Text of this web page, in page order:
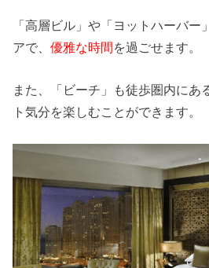
「高層ビル」や「ヨットハーバー
アで、優雅な時間を過ごせます。
また、「ビーチ」も徒歩圏内にあ
ト気分を楽しむことができます。